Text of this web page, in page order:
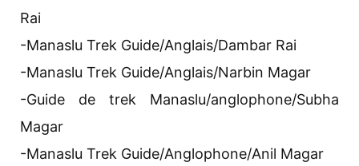
Rai
-Manaslu Trek Guide/Anglais/Dambar Rai
-Manaslu Trek Guide/Anglais/Narbin Magar
-Guide de trek Manaslu/anglophone/Subha
Magar
-Manaslu Trek Guide/Anglophone/Anil Magar